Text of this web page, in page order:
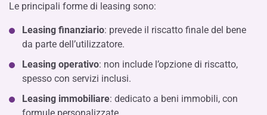
Le principali forme di leasing sono:
Leasing finanziario: prevede il riscatto finale del bene
da parte dell’utilizzatore.
Leasing operativo: non include l’opzione di riscatto,
spesso con servizi inclusi.
Leasing immobiliare: dedicato a beni immobili, con